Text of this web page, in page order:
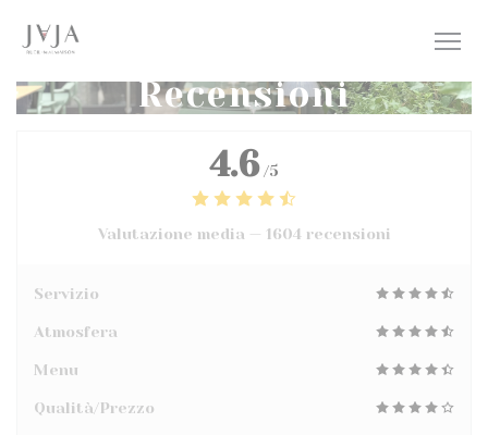
Recensioni
4.6 /5
Valutazione media — 1604 recensioni
Servizio
Atmosfera
Menu
Qualità/Prezzo